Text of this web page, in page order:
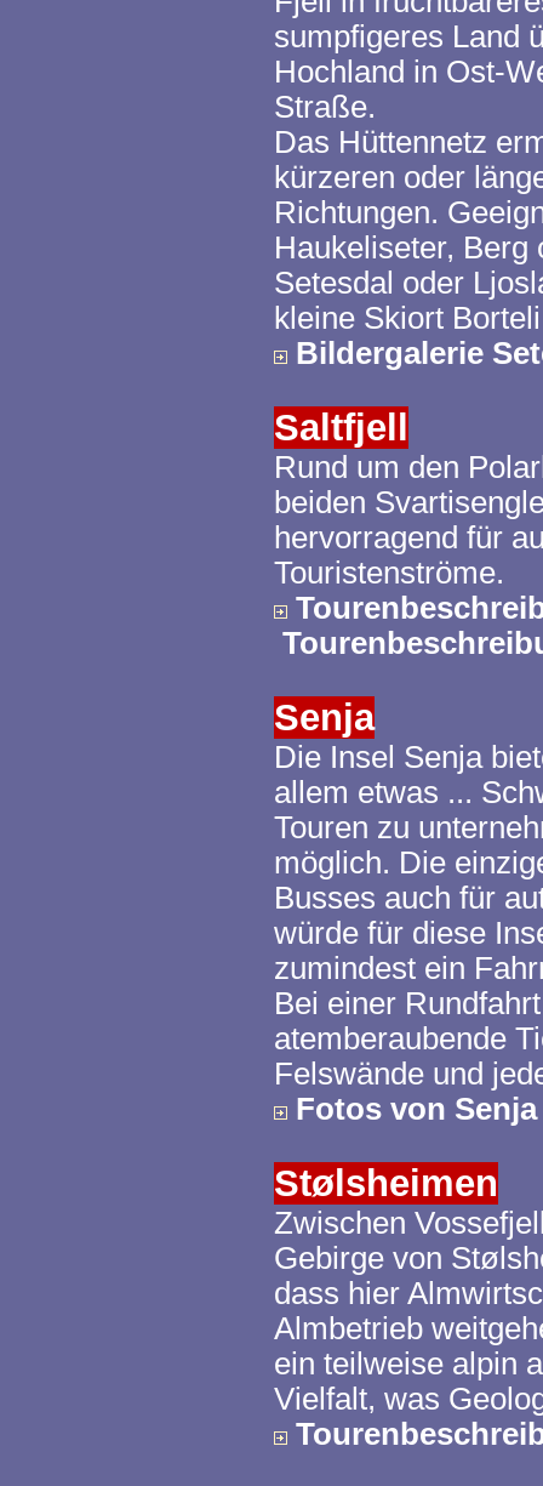
sumpfigeres Land
Hochland in Ost-
Straße.
Das Hüttennetz
kürzeren oder
Richtungen.
Haukeliseter, Berg
Setesdal oder
kleine Skiort Borteli
Bildergalerie
Saltfjell
Rund um den
beiden
hervorragend für
Touristenströme.
Senja
Die Insel Senja
allem etwas ...
Touren zu
möglich. Die
Busses auch für
würde für diese
zumindest ein
Bei einer
atemberaubende
Felswände und
Fotos von Senja
Stølsheimen
Zwischen
Gebirge von
dass hier
Almbetrieb
ein teilweise alpin
Vielfalt, was